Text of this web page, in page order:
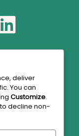
deliver
You can
Customize.
to decline non-